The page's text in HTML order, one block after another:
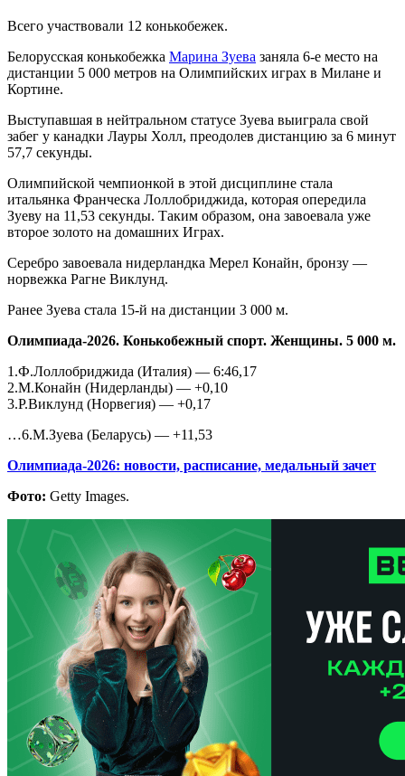
Всего участвовали 12 конькобежек.
Белорусская конькобежка Марина Зуева заняла 6-е место на
дистанции 5 000 метров на Олимпийских играх в Милане и
Кортине.
Выступавшая в нейтральном статусе Зуева выиграла свой
забег у канадки Лауры Холл, преодолев дистанцию за 6 минут
57,7 секунды.
Олимпийской чемпионкой в этой дисциплине стала
итальянка Франческа Лоллобриджида, которая опередила
Зуеву на 11,53 секунды. Таким образом, она завоевала уже
второе золото на домашних Играх.
Серебро завоевала нидерландка Мерел Конайн, бронзу —
норвежка Рагне Виклунд.
Ранее Зуева стала 15-й на дистанции 3 000 м.
Олимпиада-2026. Конькобежный спорт. Женщины. 5 000 м.
1.Ф.Лоллобриджида (Италия) — 6:46,17
2.М.Конайн (Нидерланды) — +0,10
3.Р.Виклунд (Норвегия) — +0,17
…6.М.Зуева (Беларусь) — +11,53
Олимпиада-2026: новости, расписание, медальный зачет
Фото: Getty Images.